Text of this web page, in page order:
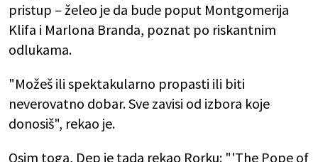
pristup – želeo je da bude poput Montgomerija
Klifa i Marlona Branda, poznat po riskantnim
odlukama.
"Možeš ili spektakularno propasti ili biti
neverovatno dobar. Sve zavisi od izbora koje
donosiš", rekao je.
Osim toga, Dep je tada rekao Rorku: "'The Pope of